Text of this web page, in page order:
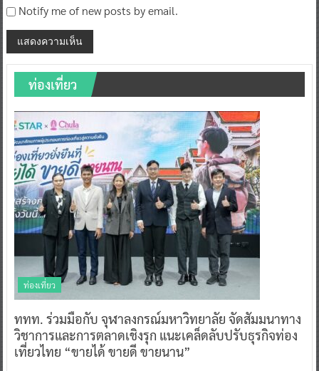
Notify me of new posts by email.
ท่องเที่ยว
ท่องเที่ยว
ททท. ร่วมมือกับ จุฬาลงกรณ์มหาวิทยาลัย จัดสัมมนาทาง
วิชาการและการตลาดเชิงรุก แนะเคล็ดลับปรับธุรกิจท่อง
เที่ยวไทย “ขายได้ ขายดี ขายนาน”